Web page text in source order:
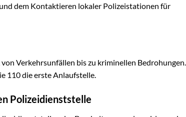
dem Kontaktieren lokaler Polizeistationen für
Verkehrsunfällen bis zu kriminellen Bedrohungen.
110 die erste Anlaufstelle.
Polizeidienststelle